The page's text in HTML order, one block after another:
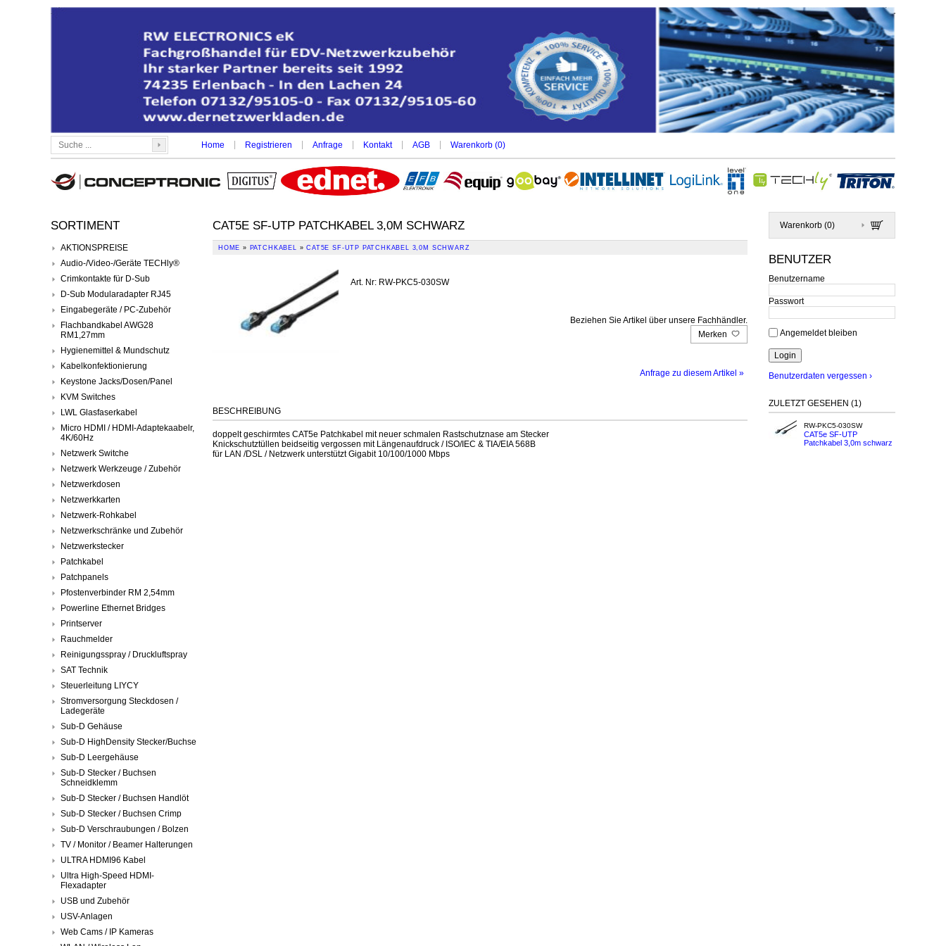
Home Registrieren Anfrage Kontakt AGB Warenkorb (0)
Warenkorb (0)
BENUTZER
Benutzername
Passwort
Angemeldet bleiben
Benutzerdaten vergessen ›
ZULETZT GESEHEN (1)
RW-PKC5-030SW
CAT5e SF-UTP
Patchkabel 3,0m schwarz
SORTIMENT
AKTIONSPREISE
Audio-/Video-/Geräte TECHly®
Crimkontakte für D-Sub
D-Sub Modularadapter RJ45
Eingabegeräte / PC-Zubehör
Flachbandkabel AWG28
RM1,27mm
Hygienemittel & Mundschutz
Kabelkonfektionierung
Keystone Jacks/Dosen/Panel
KVM Switches
LWL Glasfaserkabel
Micro HDMI / HDMI-Adaptekaabelr,
4K/60Hz
Netzwerk Switche
Netzwerk Werkzeuge / Zubehör
Netzwerkdosen
Netzwerkkarten
Netzwerk-Rohkabel
Netzwerkschränke und Zubehör
Netzwerkstecker
Patchkabel
Patchpanels
Pfostenverbinder RM 2,54mm
Powerline Ethernet Bridges
Printserver
Rauchmelder
Reinigungsspray / Druckluftspray
SAT Technik
Steuerleitung LIYCY
Stromversorgung Steckdosen /
Ladegeräte
Sub-D Gehäuse
Sub-D HighDensity Stecker/Buchse
Sub-D Leergehäuse
Sub-D Stecker / Buchsen
Schneidklemm
Sub-D Stecker / Buchsen Handlöt
Sub-D Stecker / Buchsen Crimp
Sub-D Verschraubungen / Bolzen
TV / Monitor / Beamer Halterungen
ULTRA HDMI96 Kabel
Ultra High-Speed HDMI-
Flexadapter
USB und Zubehör
USV-Anlagen
Web Cams / IP Kameras
CAT5E SF-UTP PATCHKABEL 3,0M SCHWARZ
HOME » PATCHKABEL »CAT5E SF-UTP PATCHKABEL 3,0M SCHWARZ
Art. Nr: RW-PKC5-030SW
Beziehen Sie Artikel über unsere Fachhändler.
Merken
Anfrage zu diesem Artikel »
BESCHREIBUNG
doppelt geschirmtes CAT5e Patchkabel mit neuer schmalen Rastschutznase am Stecker
Knickschutztüllen beidseitig vergossen mit Längenaufdruck / ISO/IEC & TIA/EIA 568B
für LAN /DSL / Netzwerk unterstützt Gigabit 10/100/1000 Mbps